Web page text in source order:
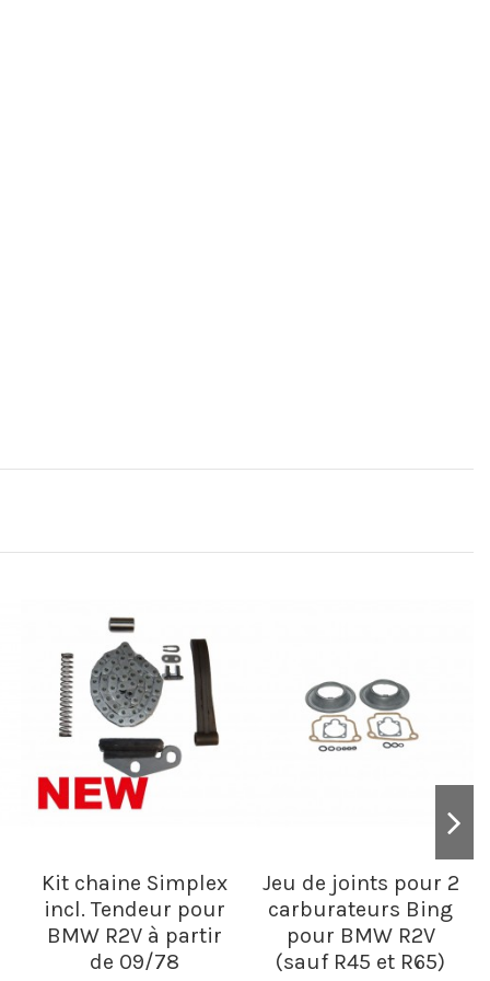
Kit chaine Simplex
incl. Tendeur pour
BMW R2V à partir
de 09/78
Jeu de joints pour 2
carburateurs Bing
pour BMW R2V
(sauf R45 et R65)